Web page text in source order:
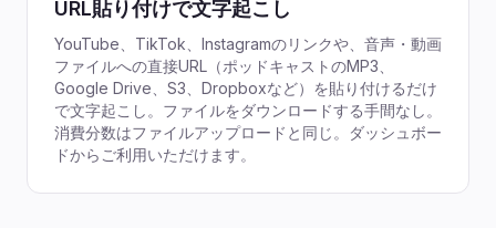
URL貼り付けで文字起こし
YouTube、TikTok、Instagramのリンクや、音声・動画
ファイルへの直接URL（ポッドキャストのMP3、
Google Drive、S3、Dropboxなど）を貼り付けるだけ
で文字起こし。ファイルをダウンロードする手間なし。
消費分数はファイルアップロードと同じ。ダッシュボー
ドからご利用いただけます。